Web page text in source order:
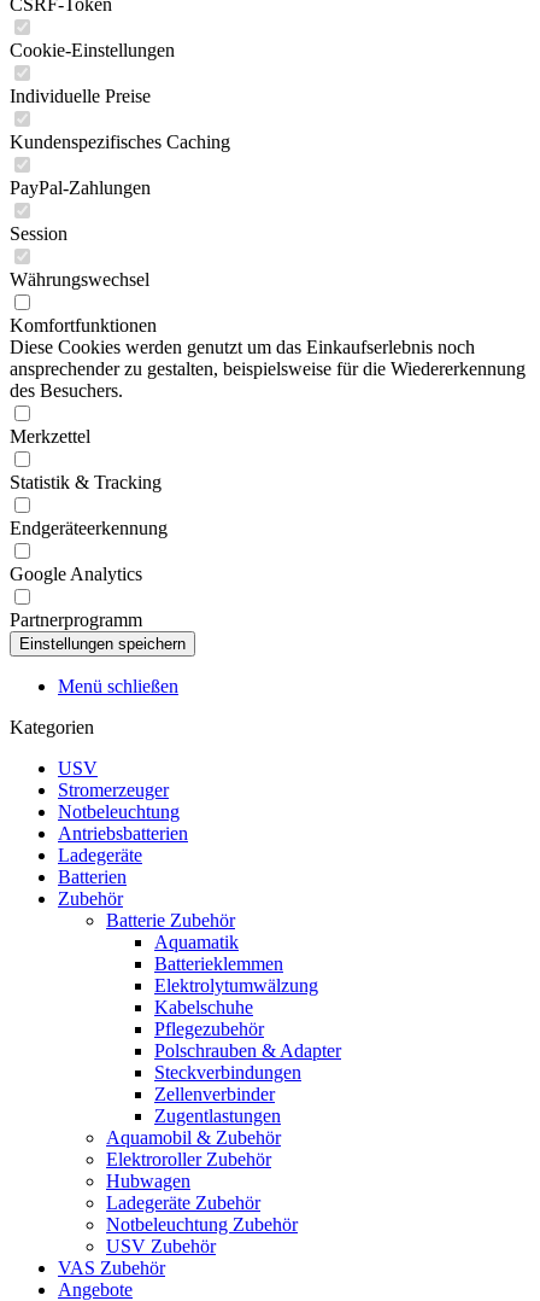
CSRF-Token
Cookie-Einstellungen
Individuelle Preise
Kundenspezifisches Caching
PayPal-Zahlungen
Session
Währungswechsel
Komfortfunktionen
Diese Cookies werden genutzt um das Einkaufserlebnis noch
ansprechender zu gestalten, beispielsweise für die Wiedererkennung
des Besuchers.
Merkzettel
Statistik & Tracking
Endgeräteerkennung
Google Analytics
Partnerprogramm
Menü schließen
Kategorien
USV
Stromerzeuger
Notbeleuchtung
Antriebsbatterien
Ladegeräte
Batterien
Zubehör
Batterie Zubehör
Aquamatik
Batterieklemmen
Elektrolytumwälzung
Kabelschuhe
Pflegezubehör
Polschrauben & Adapter
Steckverbindungen
Zellenverbinder
Zugentlastungen
Aquamobil & Zubehör
Elektroroller Zubehör
Hubwagen
Ladegeräte Zubehör
Notbeleuchtung Zubehör
USV Zubehör
VAS Zubehör
Angebote